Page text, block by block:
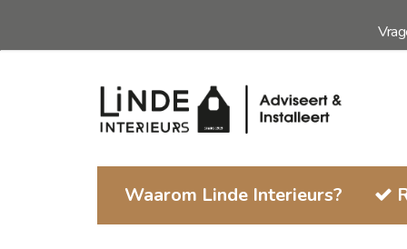
de
Waarom Linde Interieurs?